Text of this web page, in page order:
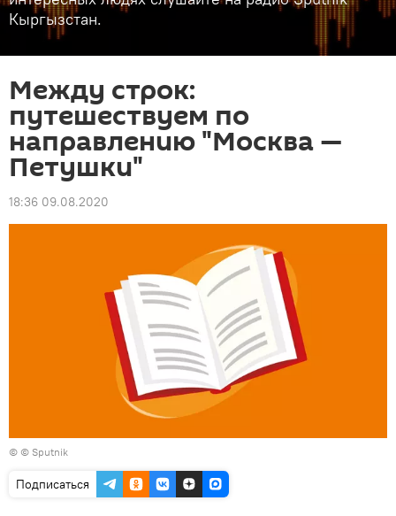
Кыргызстан.
Между строк:
путешествуем по
направлению "Москва —
Петушки"
18:36 09.08.2020
© © Sputnik
Подписаться